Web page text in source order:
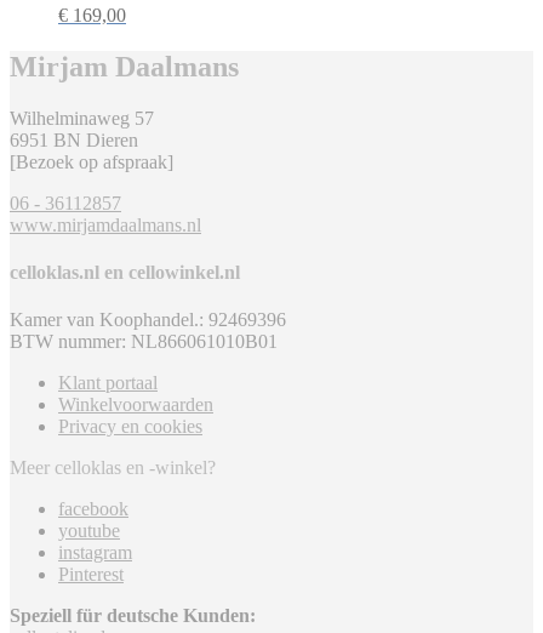
€ 169,00
Mirjam Daalmans
Wilhelminaweg 57
6951 BN Dieren
[Bezoek op afspraak]
06 - 36112857
www.mirjamdaalmans.nl
celloklas.nl en cellowinkel.nl
Kamer van Koophandel.: 92469396
BTW nummer: NL866061010B01
Klant portaal
Winkelvoorwaarden
Privacy en cookies
Meer celloklas en -winkel?
facebook
youtube
instagram
Pinterest
Speziell für deutsche Kunden: